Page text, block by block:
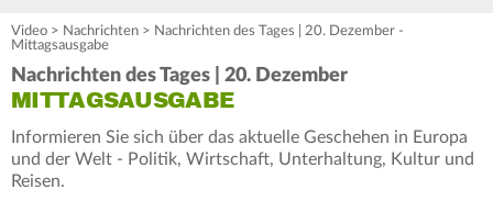
Video > Nachrichten > Nachrichten des Tages | 20. Dezember -
Mittagsausgabe
Nachrichten des Tages | 20. Dezember
MITTAGSAUSGABE
Informieren Sie sich über das aktuelle Geschehen in Europa
und der Welt - Politik, Wirtschaft, Unterhaltung, Kultur und
Reisen.